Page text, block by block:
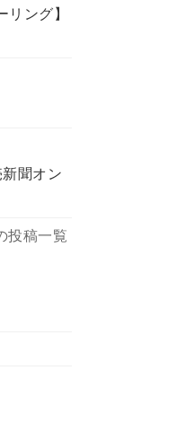
ング】
聞オン
投稿一覧